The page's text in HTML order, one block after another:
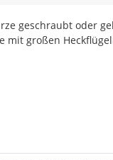
geschraubt oder
großen